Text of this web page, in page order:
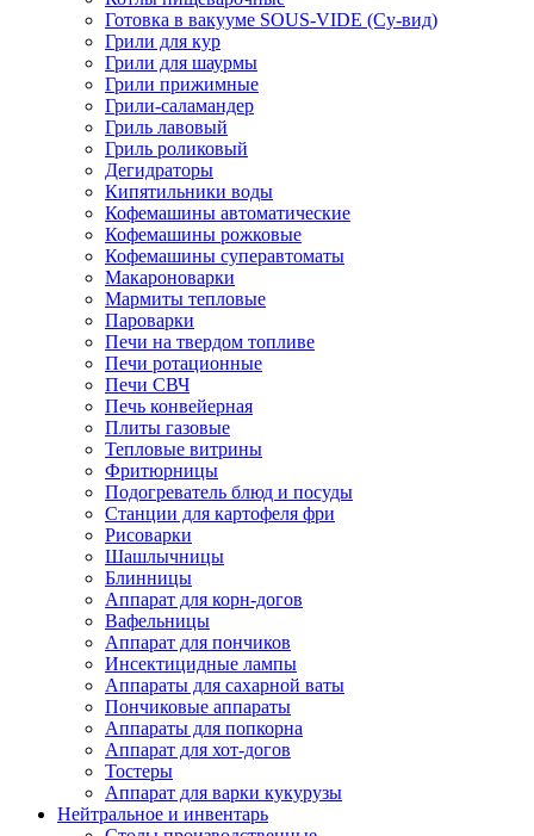
Готовка в вакууме SOUS-VIDE (Су-вид)
Грили для кур
Грили для шаурмы
Грили прижимные
Грили-саламандер
Гриль лавовый
Гриль роликовый
Дегидраторы
Кипятильники воды
Кофемашины автоматические
Кофемашины рожковые
Кофемашины суперавтоматы
Макароноварки
Мармиты тепловые
Пароварки
Печи на твердом топливе
Печи ротационные
Печи СВЧ
Печь конвейерная
Плиты газовые
Тепловые витрины
Фритюрницы
Подогреватель блюд и посуды
Станции для картофеля фри
Рисоварки
Шашлычницы
Блинницы
Аппарат для корн-догов
Вафельницы
Аппарат для пончиков
Инсектицидные лампы
Аппараты для сахарной ваты
Пончиковые аппараты
Аппараты для попкорна
Аппарат для хот-догов
Тостеры
Аппарат для варки кукурузы
Нейтральное и инвентарь